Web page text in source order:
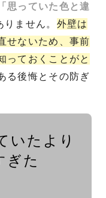
「思っていた色と違
ません。 外壁は
せないため、事前
っておくことがと
る後悔とその防ぎ
たより
ぎた